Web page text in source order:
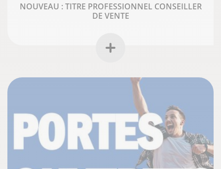
NOUVEAU : TITRE PROFESSIONNEL CONSEILLER
DE VENTE